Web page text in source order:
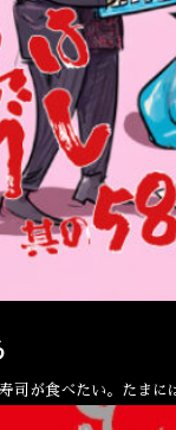
司が食べたい。たま